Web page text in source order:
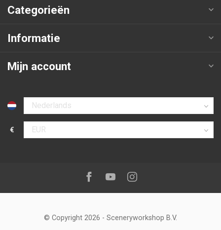
Categorieën
Informatie
Mijn account
Selecteer taal
€
Selecteer valuta
Volg ons op:Facebook
YoutubeInstagram
© Copyright 2026 - Sceneryworkshop B.V.